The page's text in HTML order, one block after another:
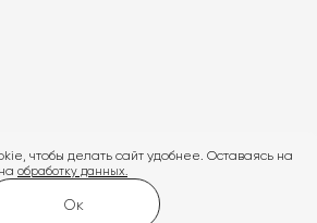
Подписаться
чтобы делать сайт удобнее. Оставаясь на
обработку данных.
Ок